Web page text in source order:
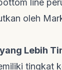
oleh
Lebih
tingkat